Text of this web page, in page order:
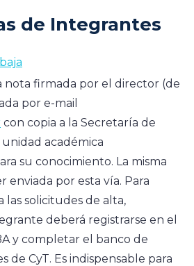
de Integrantes
nota firmada por el director (de
por e-mail
con copia a la Secretaría de
académica
su conocimiento. La misma
enviada por esta vía. Para
las solicitudes de alta,
deberá registrarse en el
y completar el banco de
de CyT. Es indispensable para